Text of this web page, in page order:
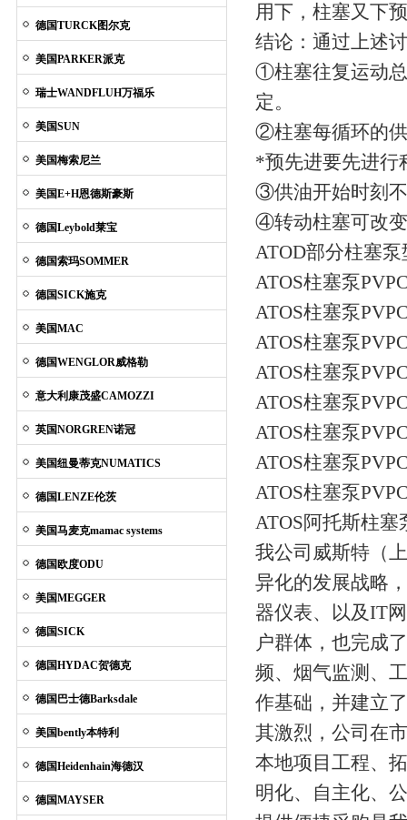
德国TURCK图尔克
美国PARKER派克
瑞士WANDFLUH万福乐
美国SUN
美国梅索尼兰
美国E+H恩德斯豪斯
德国Leybold莱宝
德国索玛SOMMER
德国SICK施克
美国MAC
德国WENGLOR威格勒
意大利康茂盛CAMOZZI
英国NORGREN诺冠
美国纽曼蒂克NUMATICS
德国LENZE伦茨
美国马麦克mamac systems
德国欧度ODU
美国MEGGER
德国SICK
德国HYDAC贺德克
德国巴士德Barksdale
美国bently本特利
德国Heidenhain海德汉
德国MAYSER
用下，柱塞又下
结论：通过上述
①柱塞往复运动
定。
②柱塞每循环的
*预先进要先进行
③供油开始时刻
④转动柱塞可改
ATOD部分柱塞泵
ATOS柱塞泵
ATOS柱塞泵
ATOS柱塞泵
ATOS柱塞泵
ATOS柱塞泵
ATOS柱塞泵
ATOS柱塞泵
ATOS柱塞泵
ATOS阿托斯柱
我公司威斯特（
异化的发展战略
器仪表、以及IT
户群体，也完成
频、烟气监测、
作基础，并建立
其激烈，公司在
本地项目工程、
明化、自主化、